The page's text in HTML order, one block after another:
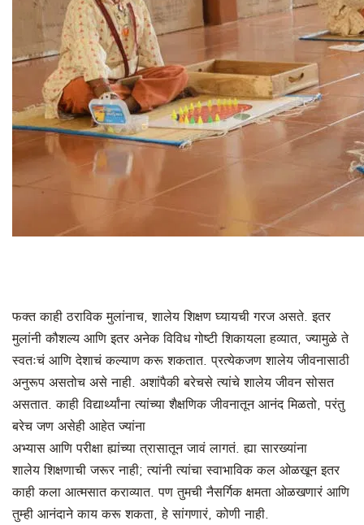
फक्त काही ठराविक मुलांनाच, शालेय शिक्षण घ्यायची गरज असते. इतर
मुलांनी कौशल्य आणि इतर अनेक विविध गोष्टी शिकायला हव्यात, ज्यामुळे ते
स्वतःचं आणि देशाचं कल्याण करू शकतात. प्रत्येकजण शालेय जीवनासाठी
अनुरूप असतोच असे नाही. अशांपैकी बरेचसे त्यांचे शालेय जीवन सोसत
असतात. काही विद्यार्थ्यांना त्यांच्या शैक्षणिक जीवनातून आनंद मिळतो, परंतु
बरेच जण असेही आहेत ज्यांना
अभ्यास आणि परीक्षा ह्यांच्या त्रासातून जावं लागतं. ह्या सारख्यांना
शालेय शिक्षणाची जरूर नाही; त्यांनी त्यांचा स्वाभाविक कल ओळखून इतर
काही कला आत्मसात कराव्यात. पण तुमची नैसर्गिक क्षमता ओळखणारं आणि
तुम्ही आनंदाने काय करू शकता, हे सांगणारं, कोणी नाही.